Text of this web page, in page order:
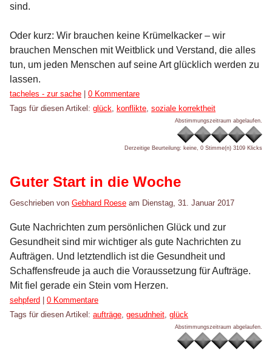
sind.
Oder kurz: Wir brauchen keine Krümelkacker – wir
brauchen Menschen mit Weitblick und Verstand, die alles
tun, um jeden Menschen auf seine Art glücklich werden zu
lassen.
Kategorien:
tacheles - zur sache
0 Kommentare
Tags für diesen Artikel: glück konflikte soziale korrektheit
Abstimmungszeitraum abgelaufen.
Derzeitige Beurteilung: keine, 0 Stimme(n) 3109 Klicks
Guter Start in die Woche
Geschrieben von Gebhard Roese am Dienstag, 31. Januar 2017
Gute Nachrichten zum persönlichen Glück und zur
Gesundheit sind mir wichtiger als gute Nachrichten zu
Aufträgen. Und letztendlich ist die Gesundheit und
Schaffensfreude ja auch die Voraussetzung für Aufträge.
Mit fiel gerade ein Stein vom Herzen.
Kategorien:
sehpferd
0 Kommentare
Tags für diesen Artikel: aufträge gesudnheit glück
Abstimmungszeitraum abgelaufen.